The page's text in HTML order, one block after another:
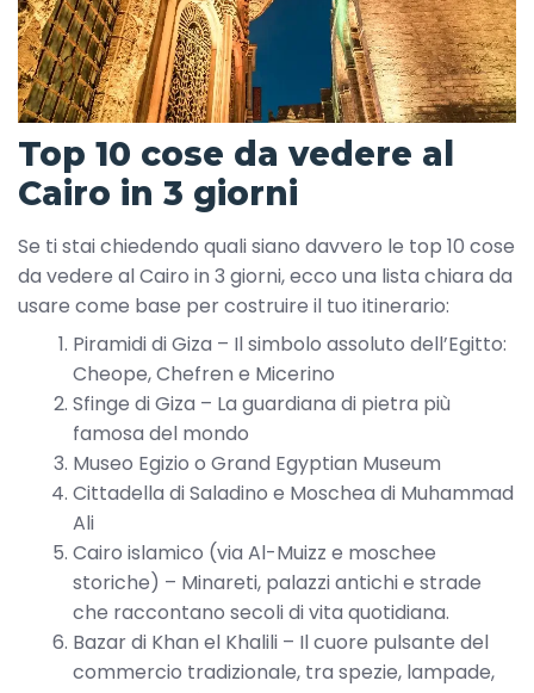
Top 10 cose da vedere al
Cairo in 3 giorni
Se ti stai chiedendo quali siano davvero le top 10 cose
da vedere al Cairo in 3 giorni, ecco una lista chiara da
usare come base per costruire il tuo itinerario:
Piramidi di Giza – Il simbolo assoluto dell’Egitto:
Cheope, Chefren e Micerino
Sfinge di Giza – La guardiana di pietra più
famosa del mondo
Museo Egizio o Grand Egyptian Museum
Cittadella di Saladino e Moschea di Muhammad
Ali
Cairo islamico (via Al-Muizz e moschee
storiche) – Minareti, palazzi antichi e strade
che raccontano secoli di vita quotidiana.
Bazar di Khan el Khalili – Il cuore pulsante del
commercio tradizionale, tra spezie, lampade,